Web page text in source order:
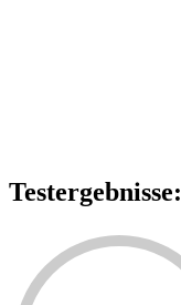
Testergebnisse: